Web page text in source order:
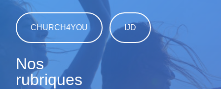
CHURCH4YOU IJD
Nos
rubriques